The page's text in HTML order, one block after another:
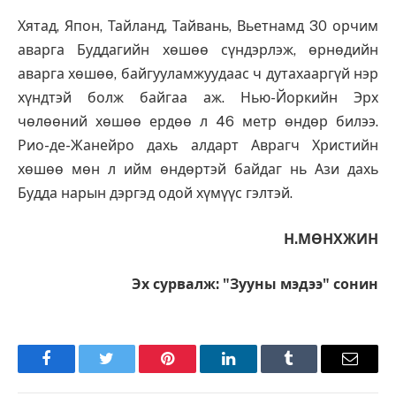
Хятад, Япон, Тайланд, Тайвань, Вьетнамд 30 орчим
аварга Буддагийн хөшөө сүндэрлэж, өрнөдийн
аварга хөшөө, байгууламжуудаас ч дутахааргүй нэр
хүндтэй болж байгаа аж. Нью-Йоркийн Эрх
чөлөөний хөшөө ердөө л 46 метр өндөр билээ.
Рио-де-Жанейро дахь алдарт Аврагч Христийн
хөшөө мөн л ийм өндөртэй байдаг нь Ази дахь
Будда нарын дэргэд одой хүмүүс гэлтэй.
Н.МӨНХЖИН
Эх сурвалж: "Зууны мэдээ" сонин
FacebookTwitter Pinterest LinkedInTumblr Имэйл